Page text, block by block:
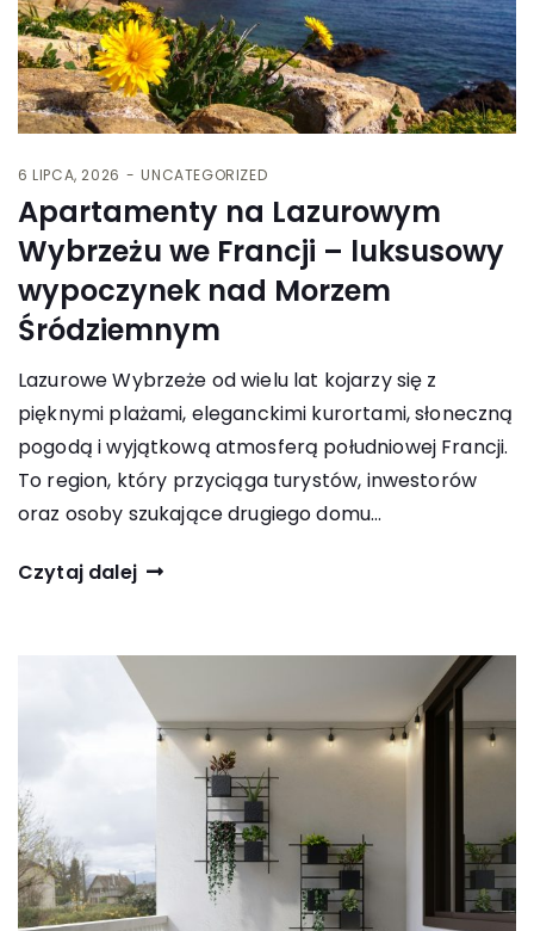
6 LIPCA, 2026 UNCATEGORIZED
Apartamenty na Lazurowym
Wybrzeżu we Francji – luksusowy
wypoczynek nad Morzem
Śródziemnym
Lazurowe Wybrzeże od wielu lat kojarzy się z
pięknymi plażami, eleganckimi kurortami, słoneczną
pogodą i wyjątkową atmosferą południowej Francji.
To region, który przyciąga turystów, inwestorów
oraz osoby szukające drugiego domu…
Czytaj dalej